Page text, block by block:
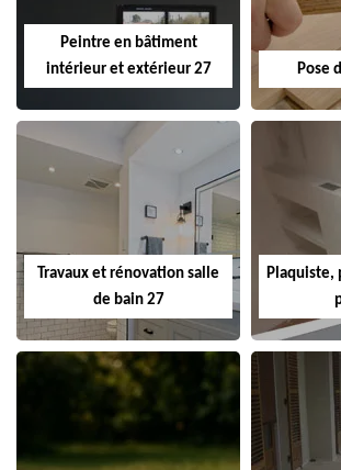
Peintre en bâtiment
intérieur et extérieur 27
Pose
Travaux et rénovation salle
de bain 27
Plaquiste,